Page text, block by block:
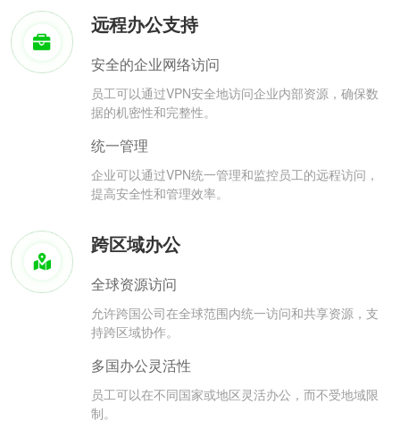
远程办公支持
安全的企业网络访问
员工可以通过VPN安全地访问企业内部资源，确保数
据的机密性和完整性。
统一管理
企业可以通过VPN统一管理和监控员工的远程访问，
提高安全性和管理效率。
跨区域办公
全球资源访问
允许跨国公司在全球范围内统一访问和共享资源，支
持跨区域协作。
多国办公灵活性
员工可以在不同国家或地区灵活办公，而不受地域限
制。